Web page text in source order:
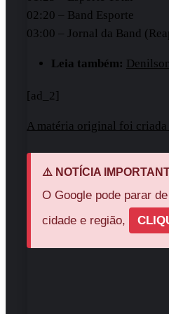
02:20 – Band Esporte
03:00 – Jornal da Band
Leia também:
[ad_2]
A matéria original foi criada
⚠️ NOTÍCIA
O Google pode parar
cidade e região,